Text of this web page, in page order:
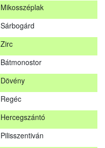
Mikosszéplak
Sárbogárd
Zirc
Bátmonostor
Dövény
Regéc
Hercegszántó
Pilisszentiván
Sárbogárd
Zirc
Bátmonostor